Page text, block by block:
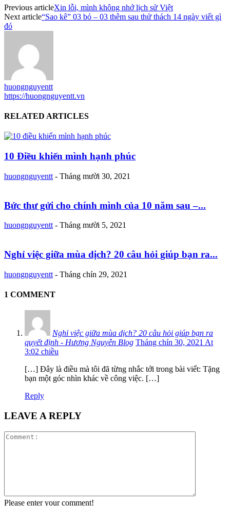
Previous articleXin lỗi, mình không nhớ lịch sử Việt
Next article“Sao kê” 03 bỏ – 03 thêm sau thử thách 14 ngày viết gì
đó
huongnguyentt
https://huongnguyentt.vn
RELATED ARTICLES
10 Điều khiến mình hạnh phúc
huongnguyentt - Tháng mười 30, 2021
Bức thư gửi cho chính mình của 10 năm sau –...
huongnguyentt - Tháng mười 5, 2021
Nghỉ việc giữa mùa dịch? 20 câu hỏi giúp bạn ra...
huongnguyentt - Tháng chín 29, 2021
1 COMMENT
Nghỉ việc giữa mùa dịch? 20 câu hỏi giúp bạn ra
quyết định - Hương Nguyễn Blog Tháng chín 30, 2021 At
3:02 chiều
[…] Đây là điều mà tôi đã từng nhắc tới trong bài viết: Tặng
bạn một góc nhìn khác về công việc. […]
Reply
LEAVE A REPLY
Please enter your comment!